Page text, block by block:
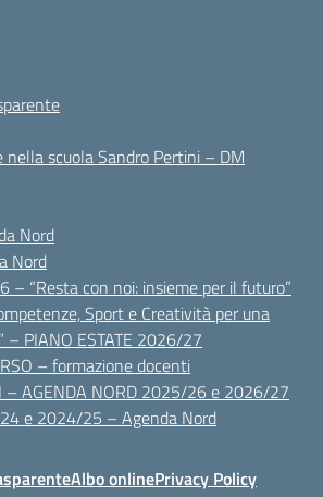
scuola Sandro Pertini – DM
Nord
Nord
– “Resta con noi: insieme per il futuro”
Sport e Creatività per una
– PIANO ESTATE 2026/27
– formazione docenti
– AGENDA NORD 2025/26 e 2026/27
e 2024/25 – Agenda Nord
Albo onlinePrivacy Policy